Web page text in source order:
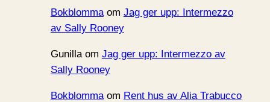
Bokblommaom Jag ger upp: Intermezzo
av Sally Rooney
Gunillaom Jag ger upp: Intermezzo av
Sally Rooney
Bokblommaom Rent hus av Alia Trabucco